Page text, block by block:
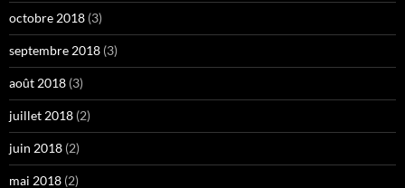
octobre 2018 (3)
septembre 2018 (3)
août 2018 (3)
juillet 2018 (2)
juin 2018 (2)
mai 2018 (2)